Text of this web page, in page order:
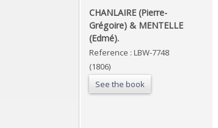
‎CHANLAIRE (Pierre-
Grégoire) & MENTELLE
(Edmé).‎
Reference : LBW-7748
(1806)
See the book